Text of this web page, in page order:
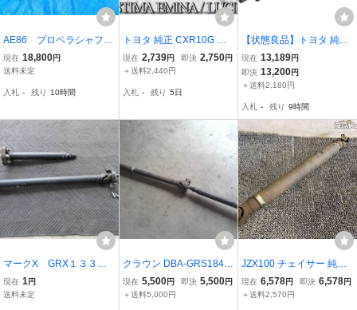
AE86 プロペラシャフト
（5速ミッション・５M
T）レビン/トレノ 中古
現在 18,800円
送料未定
入札 - 残り 10時間
トヨタ 純正 CXR10G エ
スティマ エミーナ ルシー
ダ プロペラシャフト 4W
現在 2,739円 即決 2,750円
＋送料2,440円
入札 - 残り 5日
【状態良品】トヨタ 純正
JCG15 プログレ 1JZ-FSE
2.5L 4WD AT オートマ 1
軸 プロペラシャフト ペラ
現在 13,189円
即決 13,200円
＋送料2,180円
入札 - 残り 9時間
マークX GRX１３３
純正リアプロペラシャフ
ト・一式.取り付けボルト
現在 1円
送料未定
クラウン DBA-GRS184
プロペラシャフト Fプロ
ペラシャフト 4ドアセダ
現在 5,500円 即決 5,500円
＋送料5,000円
JZX100 チェイサー 純正
ノーマル プロペラシャフ
ト 2軸 AT用 1JZ / 2T5-20
現在 6,578円 即決 6,578円
＋送料2,570円